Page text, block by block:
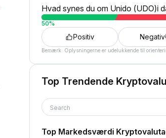
Hvad synes du om Unido (UDO)i
50%
Positiv Negativ
Bemærk: Oplysningerne er udelukkende til
Top Trendende
Search
Top Markedsværdi